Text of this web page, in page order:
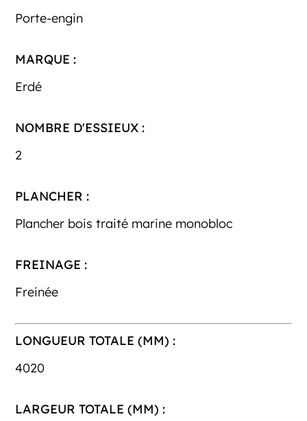
Porte-engin
MARQUE :
Erdé
NOMBRE D'ESSIEUX :
2
PLANCHER :
Plancher bois traité marine monobloc
FREINAGE :
Freinée
LONGUEUR TOTALE (MM) :
4020
LARGEUR TOTALE (MM) :